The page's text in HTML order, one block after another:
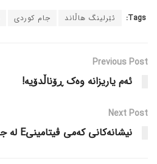
Tags: ئێرلینگ هاڵاند جام کوردی
Previous Post
ئەم یاریزانە وەک ڕۆناڵدۆیە!
Next Post
نیشانەکانی کەمی ڤیتامینیE له جەستەدا